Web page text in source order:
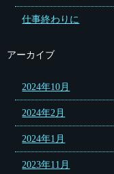
仕事終わりに
アーカイブ
2024年10月
2024年2月
2024年1月
2023年11月